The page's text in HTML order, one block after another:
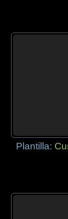
Plantilla: